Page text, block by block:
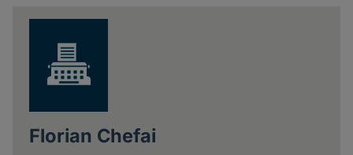
Florian Chefai